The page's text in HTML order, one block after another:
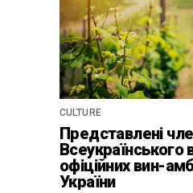
CULTURE
Представлені
Всеукраїнського
офіційних вин-
України